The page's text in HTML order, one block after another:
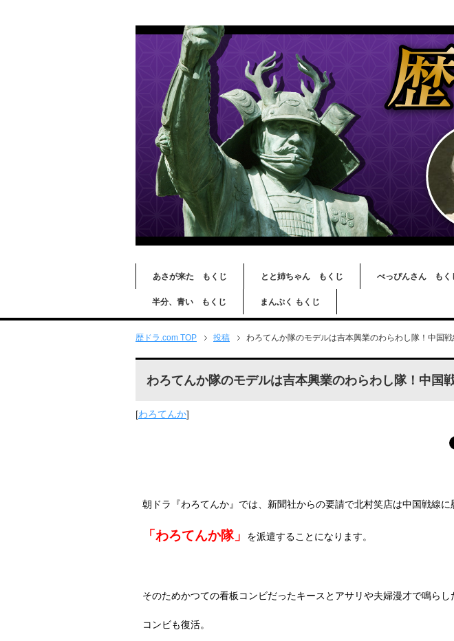
あさが来た もくじ とと姉ちゃん もくじ べっぴんさん もく
半分、青い もくじ まんぷく もくじ
歴ドラ.com TOP 投稿 わろてんか隊のモデルは吉本興業のわらわし隊！中国戦
わろてんか隊のモデルは吉本興業のわらわし隊！中国
[わろてんか]
朝ドラ『わろてんか』では、新聞社からの要請で北村笑店は中国戦線に
「わろてんか隊」 を派遣することになります。
そのためかつての看板コンビだったキースとアサリや夫婦漫才で鳴ら
コンビも復活。